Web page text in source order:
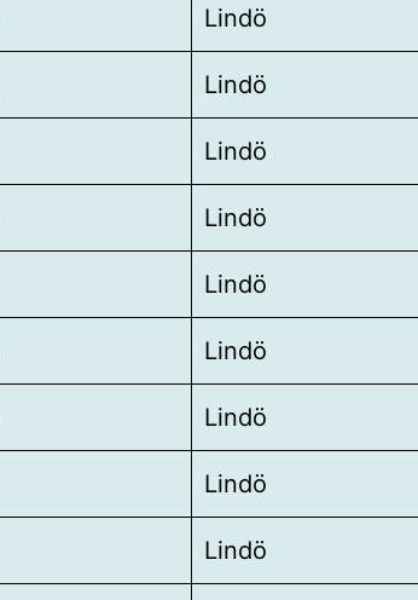
Lindö
Lindö
Lindö
Lindö
Lindö
Lindö
Lindö
Lindö
Lindö